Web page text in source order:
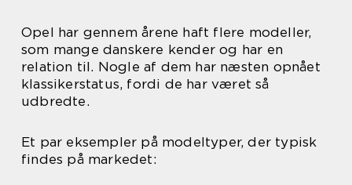
Opel har gennem årene haft flere modeller,
som mange danskere kender og har en
relation til. Nogle af dem har næsten opnået
klassikerstatus, fordi de har været så
udbredte.
Et par eksempler på modeltyper, der typisk
findes på markedet: